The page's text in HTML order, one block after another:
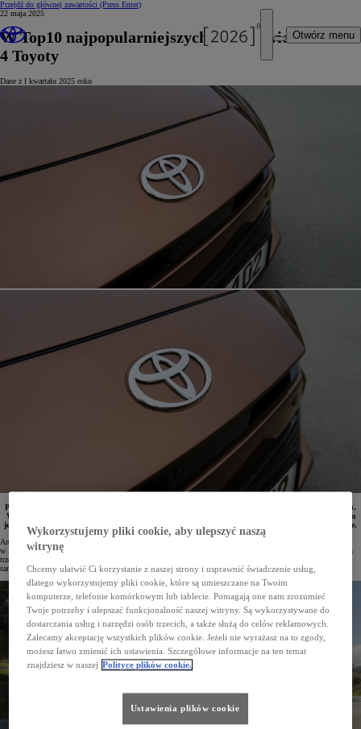
Przejdź do głównej zawartości (Press Enter)
Otwórz menu
22 maja 2025
W Top10 najpopularniejszych aut na świecie –
4 Toyoty
Dane z I kwartału 2025 roku
Portal Focus2Move.com udostępnił dane o globalnej sprzedaży samochodów w I kwartale 2025 roku.
W dziesiątce najpopularniejszych aut na świecie znalazły się aż 4 modele Toyoty. Globalnym liderem
jest Corolla, której sprzedaż sięgnęła 244 751 egz. Z kolei RAV4 to najpopularniejszy SUV na świecie.
Analitycy portalu Focus2Move.com opublikowali najnowsze wyniki światowej sprzedaży samochodów
w I kwartale 2025 roku. Dane zebrane ze 162 krajów potwierdziły globalną dominację Toyoty. Po pierwszych
trzech miesiącach bieżącego roku aż 4 modele marki znalazły się w Top10 najchętniej kupowanych
samochodów na świecie.
Wykorzystujemy pliki cookie, aby ulepszyć naszą
witrynę
Chcemy ułatwić Ci korzystanie z naszej strony i usprawnić świadczenie usług,
dlatego wykorzystujemy pliki cookie, które są umieszczane na Twoim
komputerze, telefonie komórkowym lub tablecie. Pomagają one nam zrozumieć
Twoje potrzeby i ulepszać funkcjonalność naszej witryny. Są wykorzystywane do
dostarczania usług i narzędzi osób trzecich, a także służą do celów reklamowych.
Zalecamy akceptację wszystkich plików cookie. Jeżeli nie wyrażasz na to zgody,
możesz łatwo zmienić ich ustawienia. Szczegółowe informacje na ten temat
znajdziesz w naszej Polityce plików cookie.
Ustawienia plików cookie